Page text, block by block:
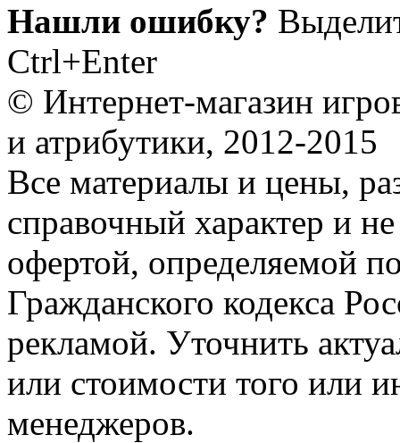
Нашли ошибку?
Ctrl+Enter
© Интернет-магазин
и атрибутики, 2012-2015
Все материалы и цены,
справочный характер и
офертой, определяемой
Гражданского кодекса
рекламой. Уточнить
или стоимости того или
менеджеров.